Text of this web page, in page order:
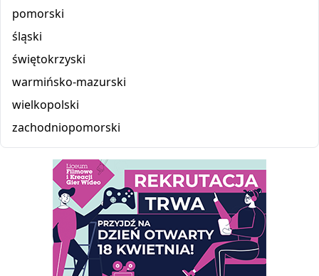
pomorski
śląski
świętokrzyski
warmińsko-mazurski
wielkopolski
zachodniopomorski